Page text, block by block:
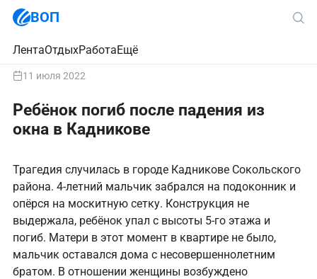
ВОП
ЛентаОтдыхРаботаЕщё
11 июля 2022
Ребёнок погиб после падения из
окна в Кадникове
Трагедия случилась в городе Кадникове Сокольского
района. 4-летний мальчик забрался на подоконник и
опёрся на москитную сетку. Конструкция не
выдержала, ребёнок упал с высоты 5-го этажа и
погиб. Матери в этот момент в квартире не было,
мальчик оставался дома с несовершеннолетним
братом. В отношении женщины возбуждено